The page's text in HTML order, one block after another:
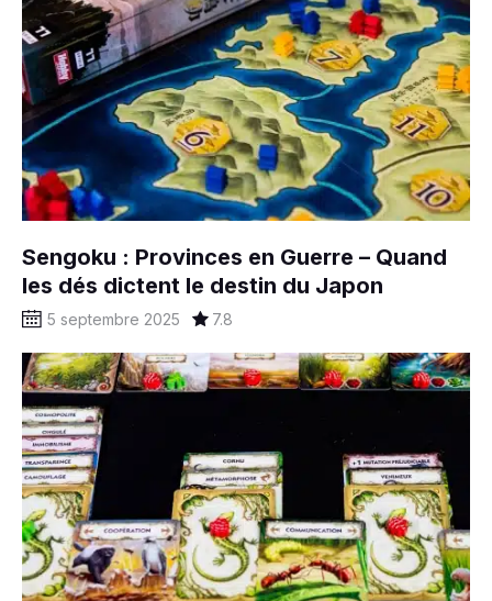
Sengoku : Provinces en Guerre – Quand
les dés dictent le destin du Japon
5 septembre 2025 7.8